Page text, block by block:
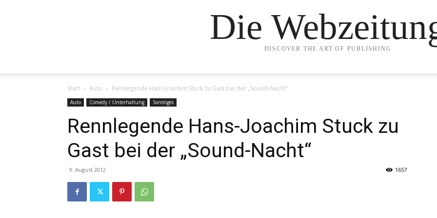
Die
DISCOVER THE ART OF PUBLISHING
Start Auto Rennlegende Hans-Joachim Stuck zu Gast bei der „Sound-Nacht“
Auto Comedy / Unterhaltung Sonstiges
Rennlegende Hans-Joachim Stuck zu
Gast bei der „Sound-Nacht“
9. August 2012 1657